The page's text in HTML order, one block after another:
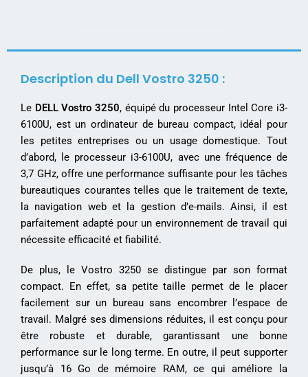
Description du Dell Vostro 3250 :
Le DELL Vostro 3250, équipé du processeur Intel Core i3-
6100U, est un ordinateur de bureau compact, idéal pour
les petites entreprises ou un usage domestique. Tout
d’abord, le processeur i3-6100U, avec une fréquence de
3,7 GHz, offre une performance suffisante pour les tâches
bureautiques courantes telles que le traitement de texte,
la navigation web et la gestion d’e-mails. Ainsi, il est
parfaitement adapté pour un environnement de travail qui
nécessite efficacité et fiabilité.
De plus, le Vostro 3250 se distingue par son format
compact. En effet, sa petite taille permet de le placer
facilement sur un bureau sans encombrer l’espace de
travail. Malgré ses dimensions réduites, il est conçu pour
être robuste et durable, garantissant une bonne
performance sur le long terme. En outre, il peut supporter
jusqu’à 16 Go de mémoire RAM, ce qui améliore la